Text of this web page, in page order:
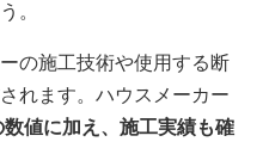
。
の施工技術や使用する断
れます。ハウスメーカー
値に加え、施工実績も確